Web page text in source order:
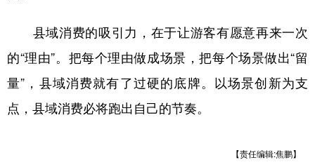
县域消费的吸引力，在于让游客有愿意再来一次
的“理由”。把每个理由做成场景，把每个场景做出“留
量”，县域消费就有了过硬的底牌。以场景创新为支
点，县域消费必将跑出自己的节奏。
【责任编辑:焦鹏】